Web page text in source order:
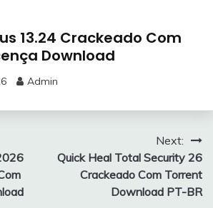
13.24 Crackeado Com
Download
Admin
Next:
Quick Heal Total Security 26
Crackeado Com Torrent
Download PT-BR